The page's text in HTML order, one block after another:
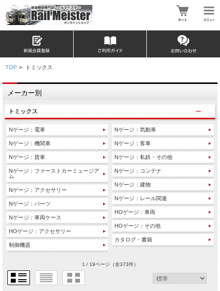
TOP > トミックス
メーカー別
トミックス
Nゲージ：電車
Nゲージ：機関車
Nゲージ：貨車
Nゲージ：ファーストカーミュージア
ム
Nゲージ：アクセサリー
Nゲージ：パーツ
Nゲージ：車両ケース
HOゲージ：アクセサリー
制御機器
Nゲージ：気動車
Nゲージ：客車
Nゲージ：私鉄・その他
Nゲージ：コンテナ
Nゲージ：建物
Nゲージ：レール関連
HOゲージ：車両
HOゲージ：その他
カタログ・書籍
1 / 19ページ（全373件）